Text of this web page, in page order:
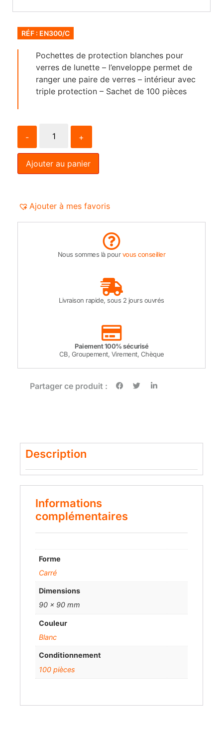
RÉF : EN300/C
Pochettes de protection blanches pour
verres de lunette – l’enveloppe permet de
ranger une paire de verres – intérieur avec
triple protection – Sachet de 100 pièces
- +
Ajouter au panier
Ajouter à mes favoris
Nous sommes là pourvous conseiller
Livraison rapide, sous 2 jours ouvrés
Paiement 100% sécurisé
CB, Groupement, Virement, Chèque
Partager ce produit :
Description
Informations
complémentaires
Forme
Carré
Dimensions
90 x 90 mm
Couleur
Blanc
Conditionnement
100 pièces